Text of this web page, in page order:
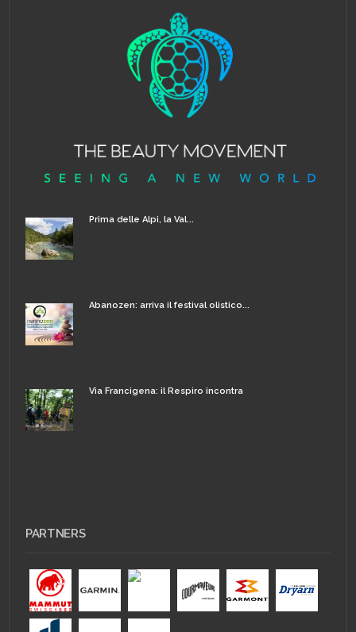
Prima delle Alpi, la Val...
Abanozen: arriva il festival olistico...
Via Francigena: il Respiro incontra
PARTNERS